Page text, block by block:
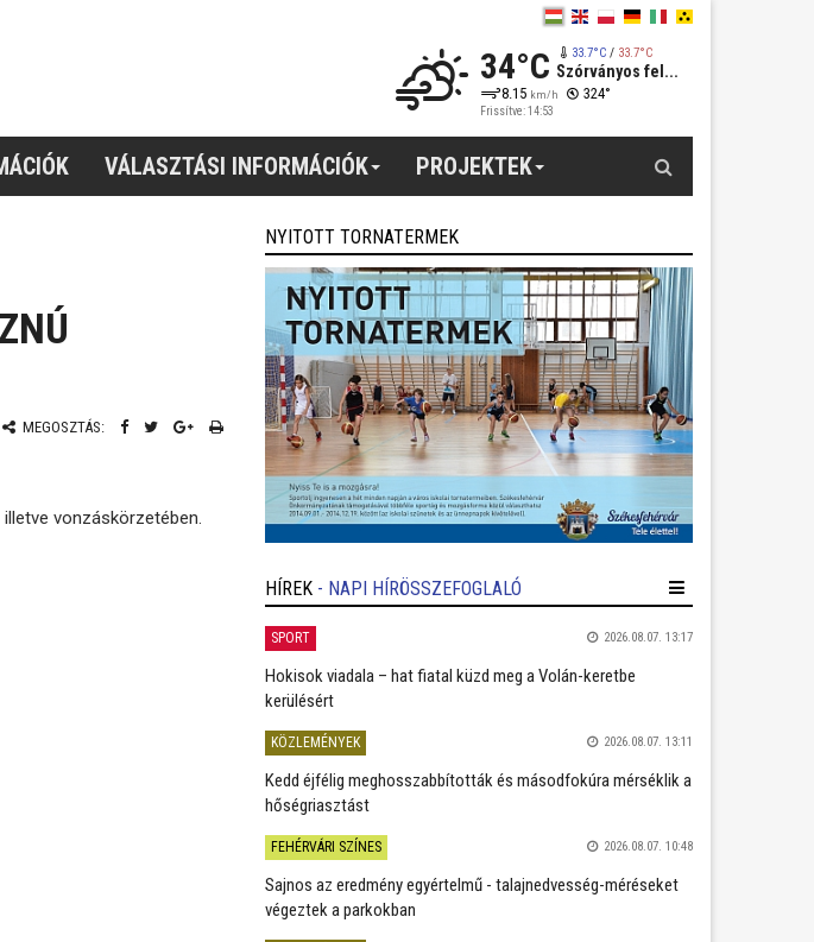
34°C 33.7°C/ 33.7°C
Szórványos fel...
8.15 km/h 324°
Frissítve: 14:53
VÁLASZTÁSI INFORMÁCIÓK PROJEKTEK
MEGOSZTÁS:
vonzáskörzetében.
NYITOTT TORNATERMEK
HÍREK - NAPI HÍRÖSSZEFOGLALÓ
SPORT 2026.08.07. 13:17
Hokisok viadala – hat fiatal küzd meg a Volán-keretbe
kerülésért
KÖZLEMÉNYEK 2026.08.07. 13:11
Kedd éjfélig meghosszabbították és másodfokúra mérséklik a
hőségriasztást
FEHÉRVÁRI SZÍNES 2026.08.07. 10:48
Sajnos az eredmény egyértelmű - talajnedvesség-méréseket
végeztek a parkokban